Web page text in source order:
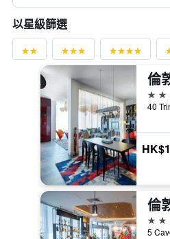
以星級篩選
4星
40
4星
5